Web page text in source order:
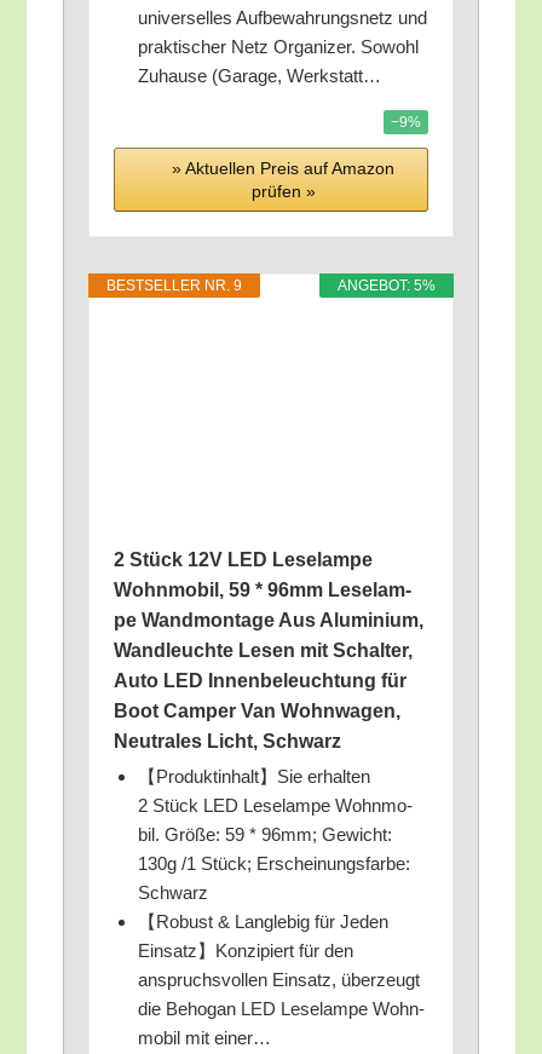
uni­ver­sel­les Auf­be­wah­rungs­netz und
prak­ti­scher Netz Orga­ni­zer. Sowohl
Zuhau­se (Gara­ge, Werkstatt…
−9%
» Aktu­el­len Preis auf Ama­zon
prü­fen »
ANGE­BOT: 5%
BEST­SEL­LER NR. 9
2 Stück 12V LED Lese­lam­pe
Wohn­mo­bil, 59 * 96mm Lese­lam­
pe Wand­mon­ta­ge Aus Alu­mi­ni­um,
Wand­leuch­te Lesen mit Schal­ter,
Auto LED Innen­be­leuch­tung für
Boot Cam­per Van Wohn­wa­gen,
Neu­tra­les Licht, Schwarz
【Produktinhalt】Sie erhal­ten
2 Stück LED Lese­lam­pe Wohn­mo­
bil. Grö­ße: 59 * 96mm; Gewicht:
130g /​1 Stück; Erschei­nungs­far­be:
Schwarz
【Robust & Lang­le­big für Jeden
Einsatz】Konzipiert für den
anspruchs­vol­len Ein­satz, über­zeugt
die Beho­gan LED Lese­lam­pe Wohn­
mo­bil mit einer…